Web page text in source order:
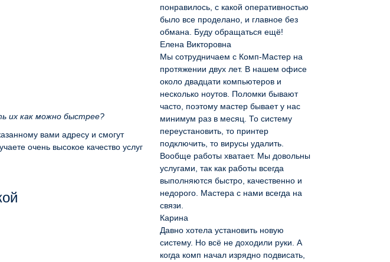
их как можно быстрее?
вами адресу и смогут
очень высокое качество услуг
понравилось, с какой оперативностью
было все проделано, и главное без
обмана. Буду обращаться ещё!
Елена Викторовна
Мы сотрудничаем с Комп-Мастер на
протяжении двух лет. В нашем офисе
около двадцати компьютеров и
несколько ноутов. Поломки бывают
часто, поэтому мастер бывает у нас
минимум раз в месяц. То систему
переустановить, то принтер
подключить, то вирусы удалить.
Вообще работы хватает. Мы довольны
услугами, так как работы всегда
выполняются быстро, качественно и
недорого. Мастера с нами всегда на
связи.
Карина
Давно хотела установить новую
систему. Но всё не доходили руки. А
когда комп начал изрядно подвисать,